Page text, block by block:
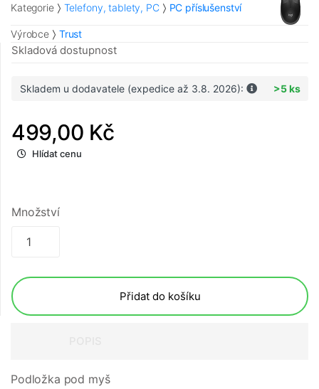
Kategorie Telefony, tablety, PC PC příslušenství
Výrobce Trust
Skladová dostupnost
Skladem u dodavatele (expedice až 3.8. 2026): >5 ks
499,00 Kč
Hlídat cenu
Množství
Přidat do košíku
Podložka pod myš